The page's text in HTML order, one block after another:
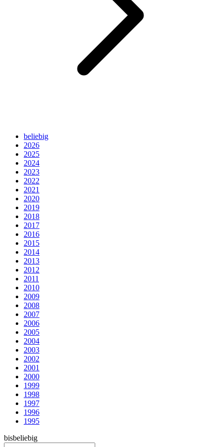
beliebig
2026
2025
2024
2023
2022
2021
2020
2019
2018
2017
2016
2015
2014
2013
2012
2011
2010
2009
2008
2007
2006
2005
2004
2003
2002
2001
2000
1999
1998
1997
1996
1995
bisbeliebig